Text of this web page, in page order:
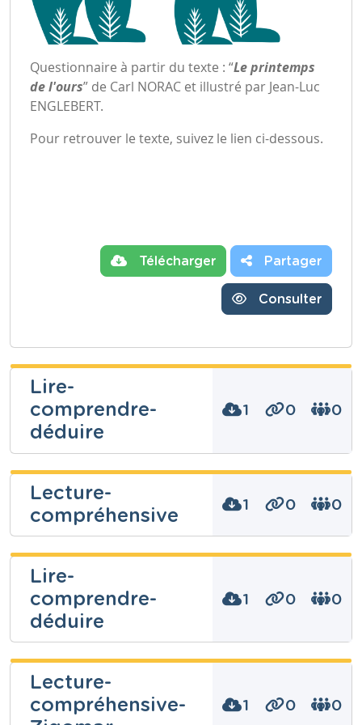
Questionnaire à partir du texte : “Le printemps
de l'ours” de Carl NORAC et illustré par Jean-Luc
ENGLEBERT.
Pour retrouver le texte, suivez le lien ci-dessous.
Télécharger Partager
Consulter
Lire-
comprendre-
déduire
1 0 0
Niveau
Fondamental
Français
Année
Primaire – Troisième année
Tags
Lecture-
compréhensive
1 0 0
Niveau
Fondamental
Cours
Français
Année
Primaire – Troisième année
Tags
Lire-
comprendre-
déduire
1 0 0
Niveau
Fondamental
Lecture-
compréhensive-
1 0 0